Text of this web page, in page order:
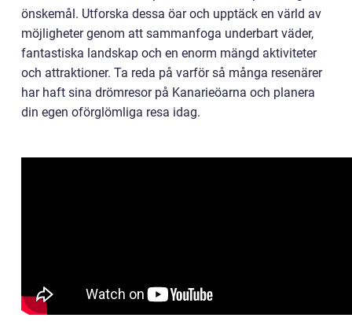
önskemål. Utforska dessa öar och upptäck en värld av
möjligheter genom att sammanfoga underbart väder,
fantastiska landskap och en enorm mängd aktiviteter
och attraktioner. Ta reda på varför så många resenärer
har haft sina drömresor på Kanarieöarna och planera
din egen oförglömliga resa idag.